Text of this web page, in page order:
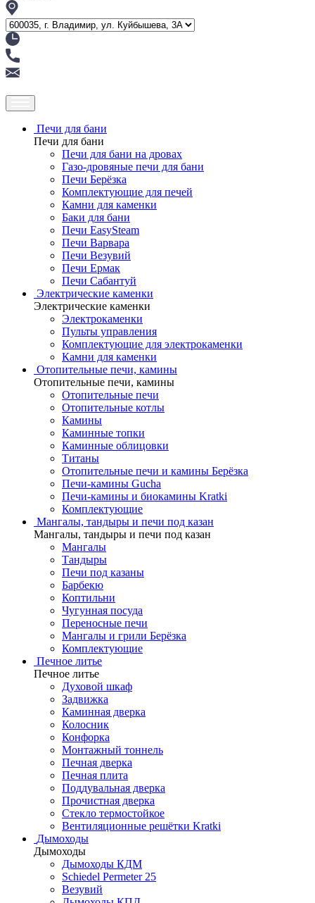
Печи для бани
Печи для бани
Печи для бани на дровах
Газо-дровяные печи для бани
Печи Берёзка
Комплектующие для печей
Камни для каменки
Баки для бани
Печи EasySteam
Печи Варвара
Печи Везувий
Печи Ермак
Печи Сабантуй
Электрические каменки
Электрические каменки
Электрокаменки
Пульты управления
Комплектующие для электрокаменки
Камни для каменки
Отопительные печи, камины
Отопительные печи, камины
Отопительные печи
Отопительные котлы
Камины
Каминные топки
Каминные облицовки
Титаны
Отопительные печи и камины Берёзка
Печи-камины Gucha
Печи-камины и биокамины Kratki
Комплектующие
Мангалы, тандыры и печи под казан
Мангалы, тандыры и печи под казан
Мангалы
Тандыры
Печи под казаны
Барбекю
Коптильни
Чугунная посуда
Переносные печи
Мангалы и грили Берёзка
Комплектующие
Печное литье
Печное литье
Духовой шкаф
Задвижка
Каминная дверка
Колосник
Конфорка
Монтажный тоннель
Печная дверка
Печная плита
Поддувальная дверка
Прочистная дверка
Стекло термостойкое
Вентиляционные решётки Kratki
Дымоходы
Дымоходы
Дымоходы КДМ
Schiedel Permeter 25
Везувий